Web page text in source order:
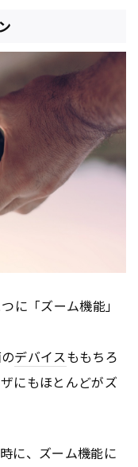
に「ズーム機能」
デバイスももちろ
にもほとんどがズ
に、ズーム機能に